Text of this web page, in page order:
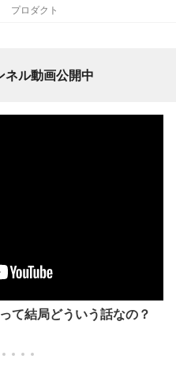
プロダクト
ネル動画公開中
て結局どういう話なの？